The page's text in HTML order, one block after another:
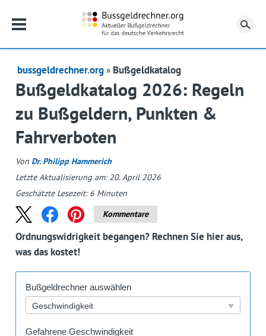
bussgeldrechner.org Bußgeldkatalog
Bußgeldkatalog 2026: Regeln
zu Bußgeldern, Punkten &
Fahrverboten
Von Dr. Philipp Hammerich
Letzte Aktualisierung am: 20. April 2026
Geschätzte Lesezeit:6 Minuten
Kommentare
Ordnungswidrigkeit begangen? Rechnen Sie hier aus,
was das kostet!